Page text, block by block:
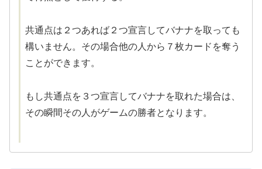
共通点は２つあれば２つ宣言してバナナを取っても
構いません。その場合他の人から７枚カードを奪う
ことができます。
もし共通点を３つ宣言してバナナを取れた場合は、
その瞬間その人がゲームの勝者となります。